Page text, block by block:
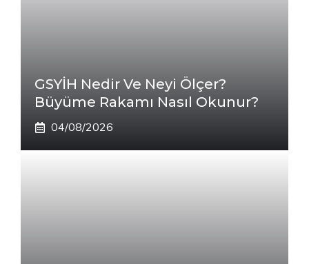
GSYİH Nedir Ve Neyi Ölçer?
Büyüme Rakamı Nasıl Okunur?
04/08/2026